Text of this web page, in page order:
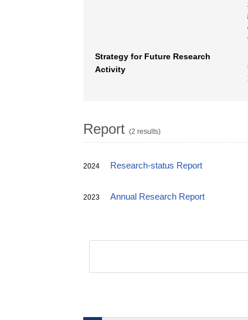
Strategy for Future Research
Activity
Report (2 results)
2024 Research-status Report
2023 Annual Research Report